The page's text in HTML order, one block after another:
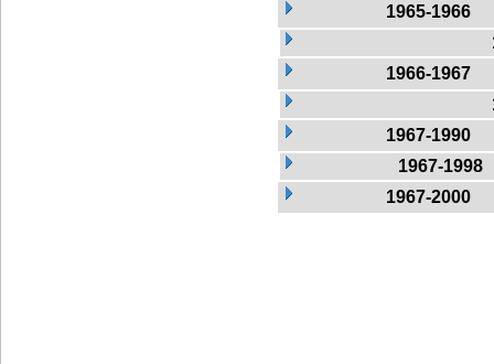
1965-1966
1966-1967
1967-1990
1967-1998
1967-2000